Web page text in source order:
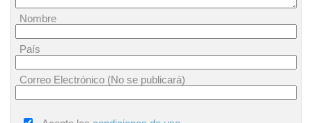
Nombre
País
Correo Electrónico (No se publicará)